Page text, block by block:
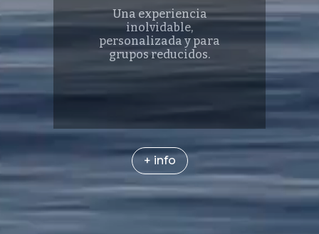
Una experiencia
inolvidable,
personalizada y para
grupos reducidos.
+ info